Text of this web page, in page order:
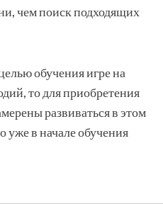
чем поиск подходящих
обучения игре на
то для приобретения
развиваться в этом
уже в начале обучения